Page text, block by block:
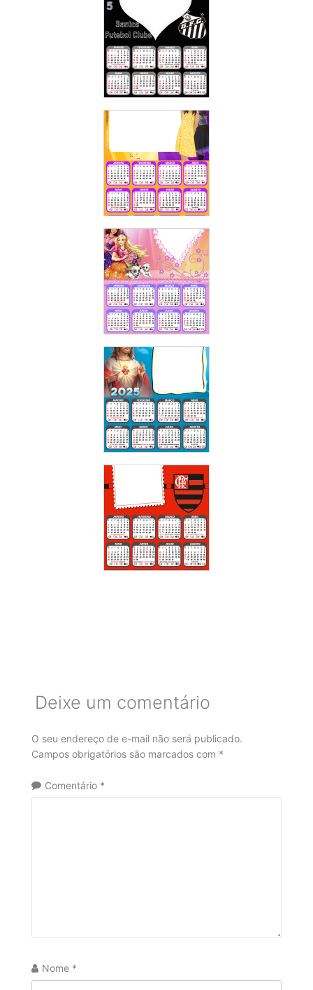
Deixe um comentário
O seu endereço de e-mail não será publicado.
Campos obrigatórios são marcados com *
Comentário *
Nome *